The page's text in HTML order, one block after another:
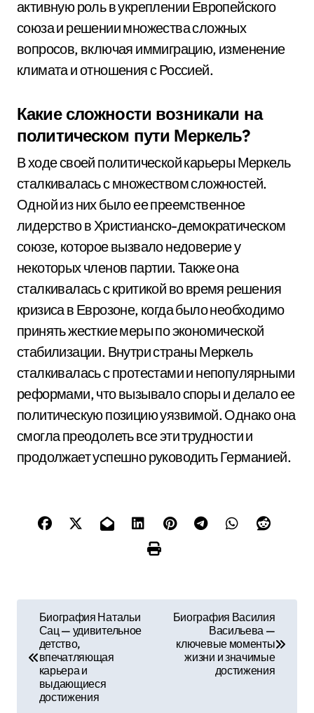
активную роль в укреплении Европейского
союза и решении множества сложных
вопросов, включая иммиграцию, изменение
климата и отношения с Россией.
Какие сложности возникали на
политическом пути Меркель?
В ходе своей политической карьеры Меркель
сталкивалась с множеством сложностей.
Одной из них было ее преемственное
лидерство в Христианско-демократическом
союзе, которое вызвало недоверие у
некоторых членов партии. Также она
сталкивалась с критикой во время решения
кризиса в Еврозоне, когда было необходимо
принять жесткие меры по экономической
стабилизации. Внутри страны Меркель
сталкивалась с протестами и непопулярными
реформами, что вызывало споры и делало ее
политическую позицию уязвимой. Однако она
смогла преодолеть все эти трудности и
продолжает успешно руководить Германией.
Биография Натальи
Сац — удивительное
детство,
впечатляющая
карьера и
выдающиеся
достижения
Биография Василия
Васильева —
ключевые моменты
жизни и значимые
достижения